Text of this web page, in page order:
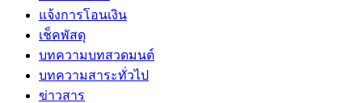
แจ้งการโอนเงิน
เช็คพัสดุ
บทความบทสวดมนต์
บทความสาระทั่วไป
ข่าวสาร